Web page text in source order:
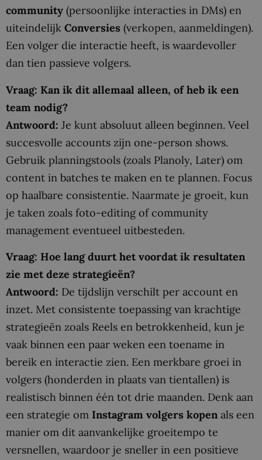
community (persoonlijke interacties in DMs) en
uiteindelijk Conversies (verkopen, aanmeldingen).
Een volger die interactie heeft, is waardevoller
dan tien passieve volgers.
Vraag: Kan ik dit allemaal alleen, of heb ik een
team nodig?
Antwoord: Je kunt absoluut alleen beginnen. Veel
succesvolle accounts zijn one-person shows.
Gebruik planningstools (zoals Planoly, Later) om
content in batches te maken en te plannen. Focus
op haalbare consistentie. Naarmate je groeit, kun
je taken zoals foto-editing of community
management eventueel uitbesteden.
Vraag: Hoe lang duurt het voordat ik resultaten
zie met deze strategieën?
Antwoord: De tijdslijn verschilt per account en
inzet. Met consistente toepassing van krachtige
strategieën zoals Reels en betrokkenheid, kun je
vaak binnen een paar weken een toename in
bereik en interactie zien. Een merkbare groei in
volgers (honderden in plaats van tientallen) is
realistisch binnen één tot drie maanden. Denk aan
een strategie om Instagram volgers kopen als een
manier om dit aanvankelijke groeitempo te
versnellen, waardoor je sneller in een positieve